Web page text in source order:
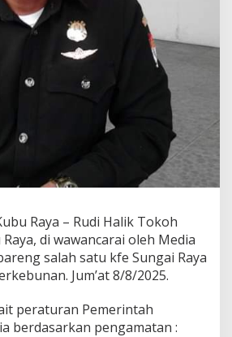
Raya – Rudi Halik Tokoh
di wawancarai oleh Media
salah satu kfe Sungai Raya
Jum’at 8/8/2025.
peraturan Pemerintah
berdasarkan pengamatan :